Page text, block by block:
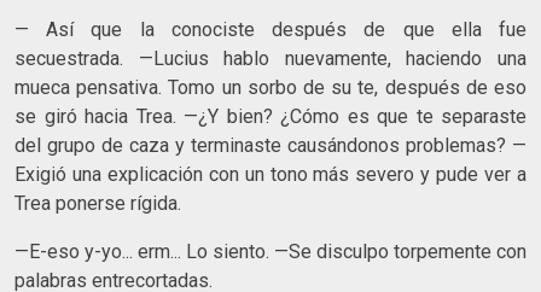
— Así que la conociste después de que ella fue
secuestrada. —Lucius hablo nuevamente, haciendo una
mueca pensativa. Tomo un sorbo de su te, después de eso
se giró hacia Trea. —¿Y bien? ¿Cómo es que te separaste
del grupo de caza y terminaste causándonos problemas? —
Exigió una explicación con un tono más severo y pude ver a
Trea ponerse rígida.
—E-eso y-yo... erm... Lo siento. —Se disculpo torpemente con
palabras entrecortadas.